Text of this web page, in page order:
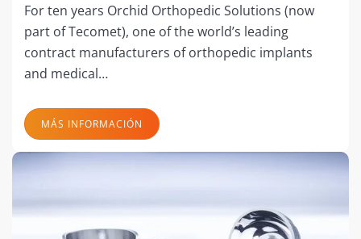
For ten years Orchid Orthopedic Solutions (now
part of Tecomet), one of the world’s leading
contract manufacturers of orthopedic implants
and medical…
MÁS INFORMACIÓN